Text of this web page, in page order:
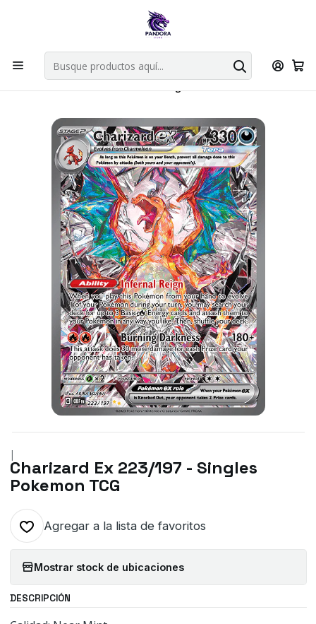
Por compras en cartas singles superiores a 49.990 el envio es
Explorar singles
Inicio Juegos de cartas TCG Pokémon TCG
Singles de Pokémon
|
Charizard Ex 223/197 - Singles
Pokemon TCG
Agregar a la lista de favoritos
Mostrar stock de ubicaciones
DESCRIPCIÓN